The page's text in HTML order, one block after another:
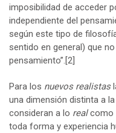
imposibilidad de acceder
independiente del
según este tipo de
sentido en general) que
pensamiento”.[2]
Para los nuevos realistas
una dimensión distinta a
consideran a lo realcomo
toda forma y experiencia